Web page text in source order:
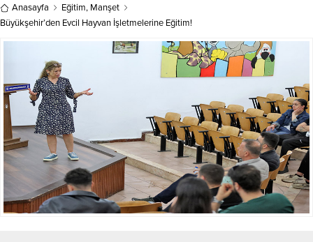
Anasayfa Eğitim, Manşet
Büyükşehir’den Evcil Hayvan İşletmelerine Eğitim!